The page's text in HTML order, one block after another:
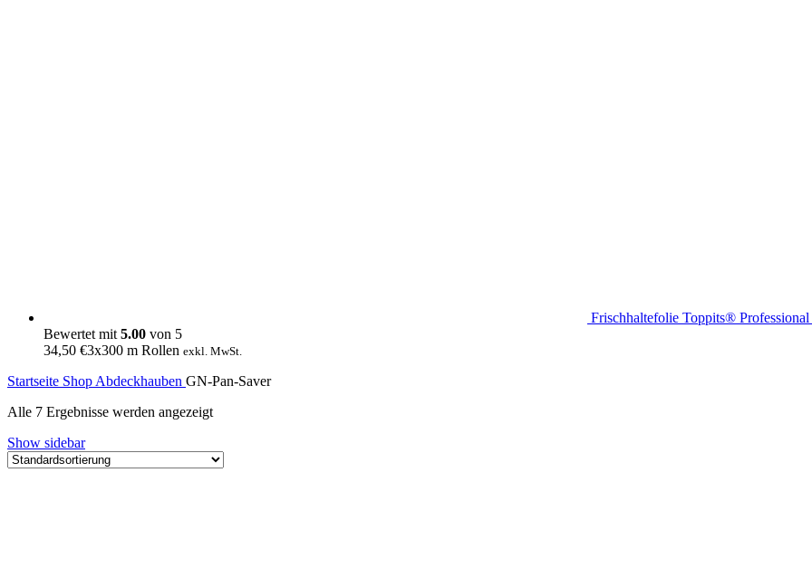
Frischhaltefolie Toppits®
Bewertet mit 5.00 von 5
34,50 €3x300 m Rollen exkl. MwSt.
Startseite Shop Abdeckhauben GN-Pan-Saver
Alle 7 Ergebnisse werden angezeigt
Show sidebar